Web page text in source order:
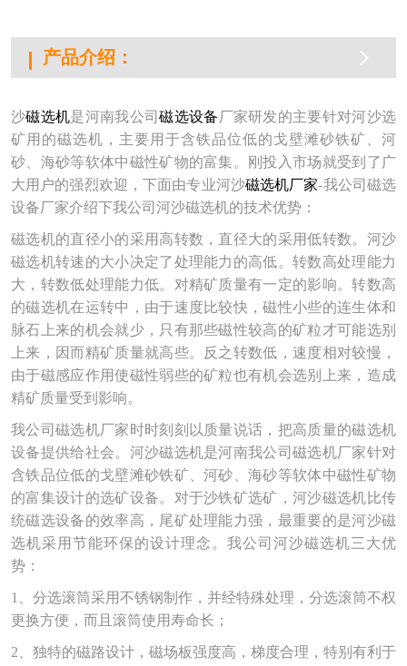
样
本
视
频
技
百
科
行
业
标
准
产品介绍：
沙磁选机是河南我公司磁选设备 厂家研发的主要针对河沙选
矿用的磁选机，主要用于含铁品位低的戈壁滩砂铁矿、河
砂、海砂等软体中磁性矿物的富集。刚投入市场就受到了广
大用户的强烈欢迎，下面由专业河沙磁选机厂家-我公司磁选
设备厂家介绍下我公司河沙磁选机的技术优势：
磁选机的直径小的采用高转数，直径大的采用低转数。河沙
磁选机转速的大小决定了处理能力的高低。转数高处理能力
大，转数低处理能力低。对精矿质量有一定的影响。转数高
的磁选机在运转中，由于速度比较快，磁性小些的连生体和
脉石上来的机会就少，只有那些磁性较高的矿粒才可能选别
上来，因而精矿质量就高些。反之转数低，速度相对较慢，
由于磁感应作用使磁性弱些的矿粒也有机会选别上来，造成
精矿质量受到影响。
我公司磁选机厂家时时刻刻以质量说话，把高质量的磁选机
设备提供给社会。河沙磁选机是河南我公司磁选机厂家针对
含铁品位低的戈壁滩砂铁矿、河砂、海砂等软体中磁性矿物
的富集设计的选矿设备。对于沙铁矿选矿，河沙磁选机比传
统磁选设备的效率高，尾矿处理能力强，最重要的是河沙磁
选机采用节能环保的设计理念。我公司河沙磁选机三大优
势：
1、分选滚筒采用不锈钢制作，并经特殊处理，分选滚筒不权
更换方便，而且滚筒使用寿命长；
2、独特的磁路设计，磁场板强度高，梯度合理，特别有利于